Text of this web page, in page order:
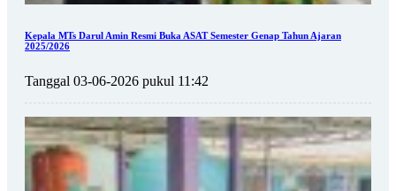
Kepala MTs Darul Amin Resmi Buka ASAT Semester Genap Tahun Ajaran
2025/2026
Tanggal 03-06-2026 pukul 11:42